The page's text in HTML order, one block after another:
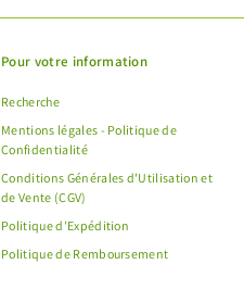
Pour votre information
Recherche
Mentions légales - Politique de
Confidentialité
Conditions Générales d'Utilisation et
de Vente (CGV)
Politique d'Expédition
Politique de Remboursement